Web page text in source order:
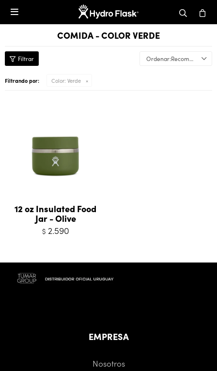

COMIDA - COLOR VERDE
Recomendados
Filtrando por: Color: Verde
12 oz Insulated Food
Jar - Olive
$ 2.590
EMPRESA
Nosotros